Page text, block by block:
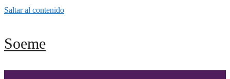
Saltar al contenido
Soeme